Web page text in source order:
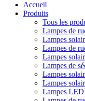
Accueil
Produits
Tous les
Lampes de
Lampes
Lampes de
Lampes
Lampes de
Lampes
Lampes
Lampes